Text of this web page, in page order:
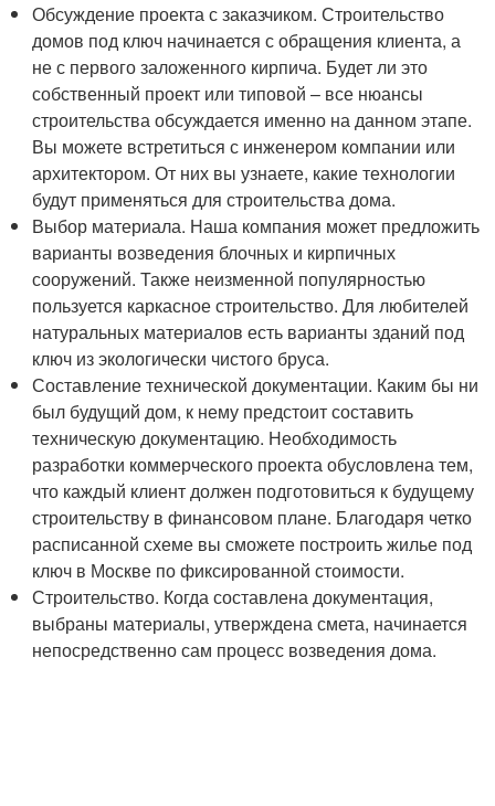
Обсуждение проекта с заказчиком. Строительство
домов под ключ начинается с обращения клиента, а
не с первого заложенного кирпича. Будет ли это
собственный проект или типовой – все нюансы
строительства обсуждается именно на данном этапе.
Вы можете встретиться с инженером компании или
архитектором. От них вы узнаете, какие технологии
будут применяться для строительства дома.
Выбор материала. Наша компания может предложить
варианты возведения блочных и кирпичных
сооружений. Также неизменной популярностью
пользуется каркасное строительство. Для любителей
натуральных материалов есть варианты зданий под
ключ из экологически чистого бруса.
Составление технической документации. Каким бы ни
был будущий дом, к нему предстоит составить
техническую документацию. Необходимость
разработки коммерческого проекта обусловлена тем,
что каждый клиент должен подготовиться к будущему
строительству в финансовом плане. Благодаря четко
расписанной схеме вы сможете построить жилье под
ключ в Москве по фиксированной стоимости.
Строительство. Когда составлена документация,
выбраны материалы, утверждена смета, начинается
непосредственно сам процесс возведения дома.